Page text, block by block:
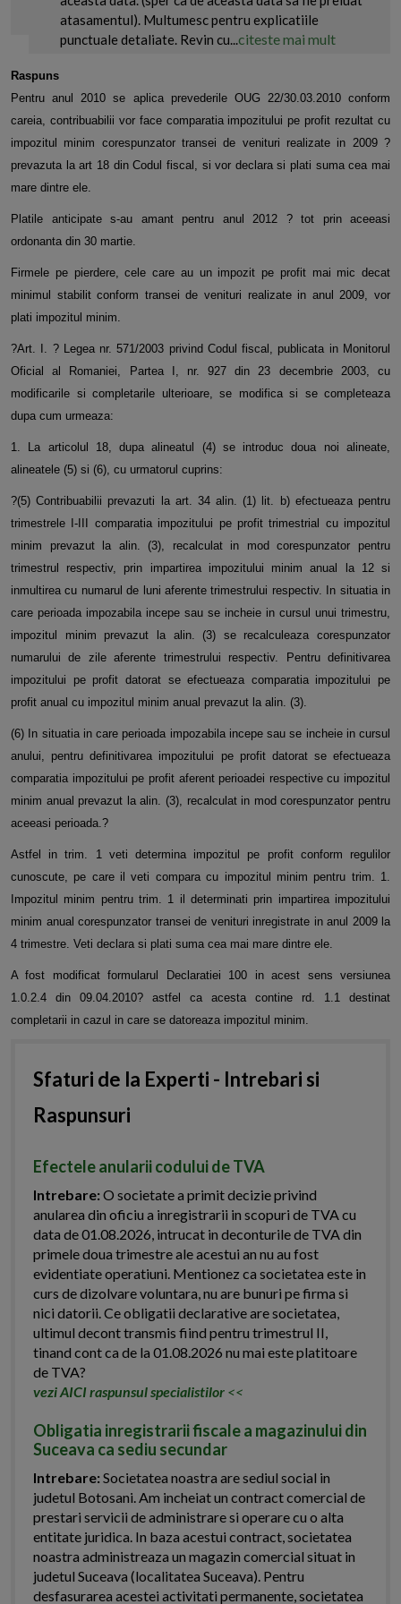
atasamentul). Multumesc pentru explicatiile
punctuale detaliate. Revin cu...citeste mai mult
Raspuns
Pentru anul 2010 se aplica prevederile OUG 22/30.03.2010 conform
careia, contribuabilii vor face comparatia impozitului pe profit rezultat cu
impozitul minim corespunzator transei de venituri realizate in 2009 ?
prevazuta la art 18 din Codul fiscal, si vor declara si plati suma cea mai
mare dintre ele.
Platile anticipate s-au amant pentru anul 2012 ? tot prin aceeasi
ordonanta din 30 martie.
Firmele pe pierdere, cele care au un impozit pe profit mai mic decat
minimul stabilit conform transei de venituri realizate in anul 2009, vor
plati impozitul minim.
?Art. I. ? Legea nr. 571/2003 privind Codul fiscal, publicata in Monitorul
Oficial al Romaniei, Partea I, nr. 927 din 23 decembrie 2003, cu
modificarile si completarile ulterioare, se modifica si se completeaza
dupa cum urmeaza:
1. La articolul 18, dupa alineatul (4) se introduc doua noi alineate,
alineatele (5) si (6), cu urmatorul cuprins:
?(5) Contribuabilii prevazuti la art. 34 alin. (1) lit. b) efectueaza pentru
trimestrele I-III comparatia impozitului pe profit trimestrial cu impozitul
minim prevazut la alin. (3), recalculat in mod corespunzator pentru
trimestrul respectiv, prin impartirea impozitului minim anual la 12 si
inmultirea cu numarul de luni aferente trimestrului respectiv. In situatia in
care perioada impozabila incepe sau se incheie in cursul unui trimestru,
impozitul minim prevazut la alin. (3) se recalculeaza corespunzator
numarului de zile aferente trimestrului respectiv. Pentru definitivarea
impozitului pe profit datorat se efectueaza comparatia impozitului pe
profit anual cu impozitul minim anual prevazut la alin. (3).
(6) In situatia in care perioada impozabila incepe sau se incheie in cursul
anului, pentru definitivarea impozitului pe profit datorat se efectueaza
comparatia impozitului pe profit aferent perioadei respective cu impozitul
minim anual prevazut la alin. (3), recalculat in mod corespunzator pentru
aceeasi perioada.?
Astfel in trim. 1 veti determina impozitul pe profit conform regulilor
cunoscute, pe care il veti compara cu impozitul minim pentru trim. 1.
Impozitul minim pentru trim. 1 il determinati prin impartirea impozitului
minim anual corespunzator transei de venituri inregistrate in anul 2009 la
4 trimestre. Veti declara si plati suma cea mai mare dintre ele.
A fost modificat formularul Declaratiei 100 in acest sens versiunea
1.0.2.4 din 09.04.2010? astfel ca acesta contine rd. 1.1 destinat
completarii in cazul in care se datoreaza impozitul minim.
Sfaturi de la Experti - Intrebari si
Raspunsuri
Efectele anularii codului de TVA
Intrebare:O societate a primit decizie privind
anularea din oficiu a inregistrarii in scopuri de TVA cu
data de 01.08.2026, intrucat in deconturile de TVA din
primele doua trimestre ale acestui an nu au fost
evidentiate operatiuni. Mentionez ca societatea este in
curs de dizolvare voluntara, nu are bunuri pe firma si
nici datorii. Ce obligatii declarative are societatea,
ultimul decont transmis fiind pentru trimestrul II,
tinand cont ca de la 01.08.2026 nu mai este platitoare
de TVA?
vezi AICI raspunsul specialistilor <<
Obligatia inregistrarii fiscale a magazinului din
Suceava ca sediu secundar
Intrebare:Societatea noastra are sediul social in
judetul Botosani. Am incheiat un contract comercial de
prestari servicii de administrare si operare cu o alta
entitate juridica. In baza acestui contract, societatea
noastra administreaza un magazin comercial situat in
judetul Suceava (localitatea Suceava). Pentru
desfasurarea acestei activitati permanente, societatea